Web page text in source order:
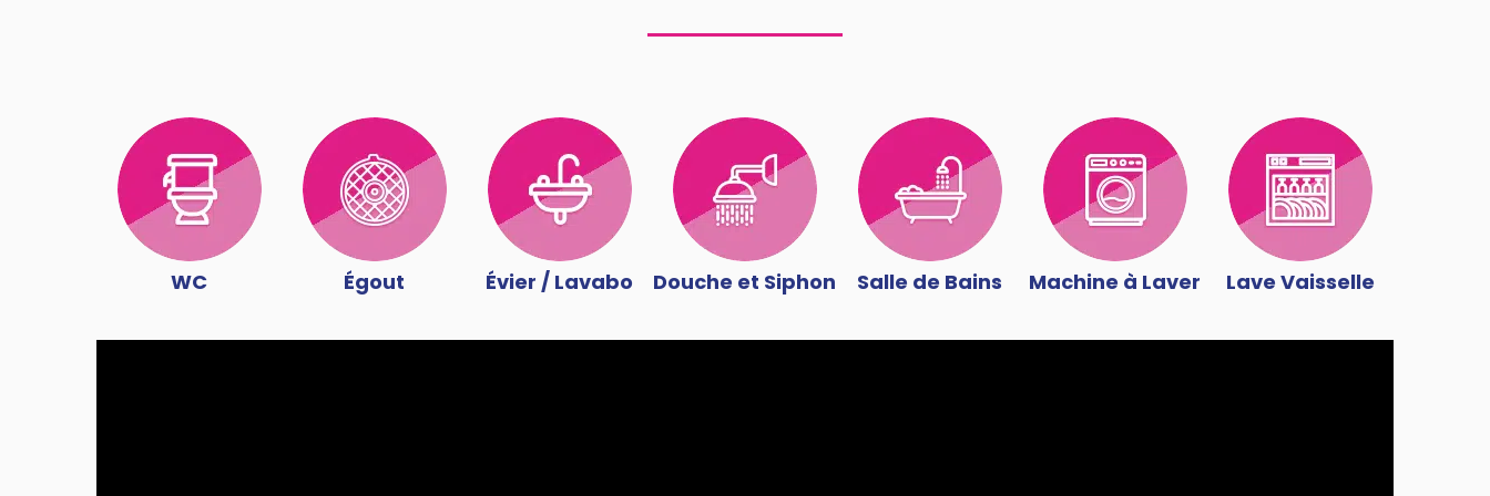
WC Égout Évier / Lavabo Douche et Siphon Salle de Bains Machine à Laver Lave Vaisselle